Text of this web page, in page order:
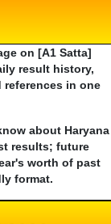
on [A1 Satta]
result history,
references in one
about Haryana
results; future
worth of past
format.